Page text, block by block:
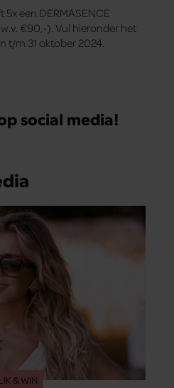
5x een DERMASENCE
€90,-). Vul hieronder het
t/m 31 oktober 2024.
social media!
& WIN